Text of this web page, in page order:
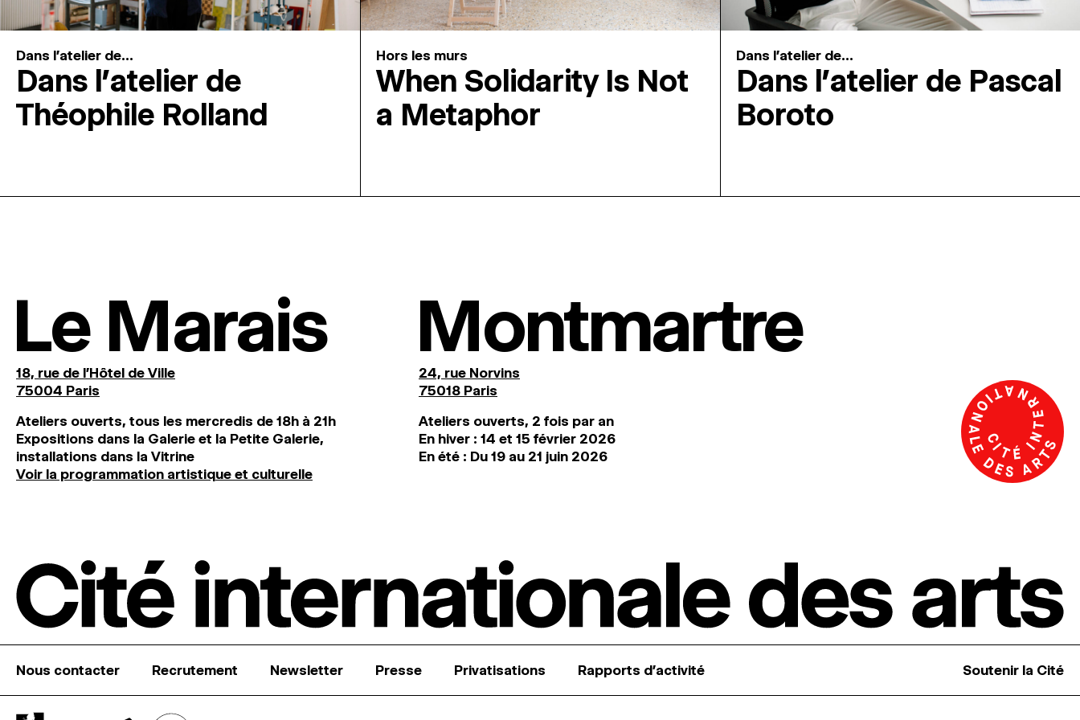
Dans l'atelier de...
Dans l’atelier de
Théophile Rolland
Hors les murs
When Solidarity Is Not
a Metaphor
Dans l'atelier de...
Dans l’atelier de Pascal
Boroto
Le Marais
18, rue de l'Hôtel de Ville
75004 Paris
Ateliers ouverts, tous les mercredis de 18h à 21h
Expositions dans la Galerie et la Petite Galerie,
installations dans la Vitrine
Voir la programmation artistique et culturelle
Montmartre
24, rue Norvins
75018 Paris
Ateliers ouverts, 2 fois par an
En hiver : 14 et 15 février 2026
En été : Du 19 au 21 juin 2026
Nous contacter Recrutement Newsletter Presse Privatisations Rapports d’activité Soutenir la Cité